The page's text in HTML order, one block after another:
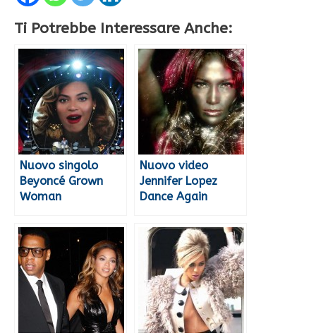
Ti Potrebbe Interessare Anche:
Nuovo singolo
Beyoncé Grown
Woman
Nuovo video
Jennifer Lopez
Dance Again